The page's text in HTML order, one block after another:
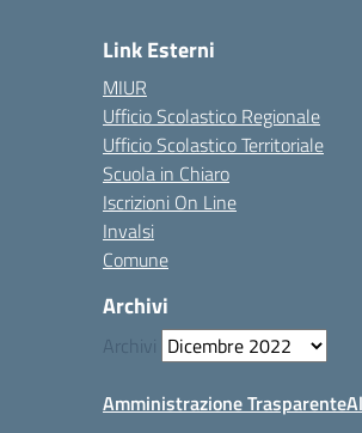
Link Esterni
MIUR
Ufficio Scolastico Regionale
Ufficio Scolastico Territoriale
Scuola in Chiaro
Iscrizioni On Line
Invalsi
Comune
Archivi
Archivi
Amministrazione Trasparente